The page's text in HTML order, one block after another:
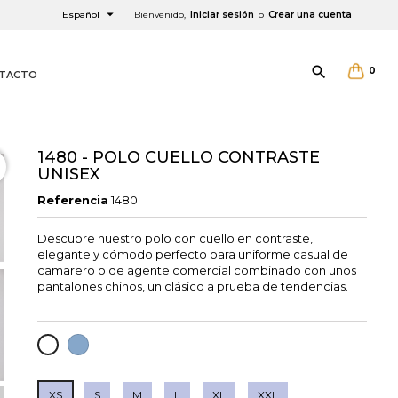
Bienvenido, Iniciar sesión o Crear una cuenta
Español 
0

1480 - POLO CUELLO CONTRASTE
UNISEX
Referencia 1480
Descubre nuestro polo con cuello en contraste,
elegante y cómodo perfecto para uniforme casual de
camarero o de agente comercial combinado con unos
pantalones chinos, un clásico a prueba de tendencias.
BLANCO
AZUL
CELESTE
XS S M L XL XXL
×
×
×